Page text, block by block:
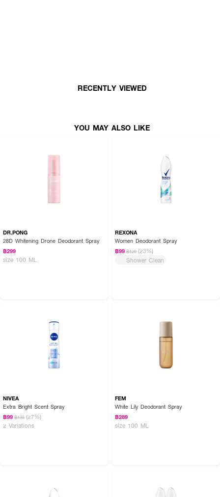
RECENTLY VIEWED
YOU MAY ALSO LIKE
DR.PONG
28D Whitening Drone Deodorant Spray
฿299
size 100 ML
REXONA
Women Deodorant Spray
฿99 ฿129 (23%)
Shower Clean
NIVEA
Extra Bright Scent Spray
฿99 ฿135 (27%)
2 Variations
FEM
White Lily Deodorant Spray
฿289
size 100 ML